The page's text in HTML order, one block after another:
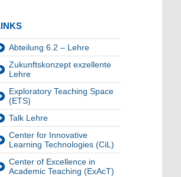
Abteilung 6.2 – Lehre
Zukunftskonzept exzellente
Lehre
Exploratory Teaching Space
(ETS)
Talk Lehre
Center for Innovative
Learning Technologies (CiL)
Center of Excellence in
Academic Teaching (ExAcT)